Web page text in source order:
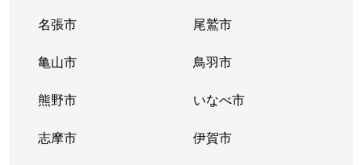
名張市 尾鷲市
亀山市 鳥羽市
熊野市 いなべ市
志摩市 伊賀市